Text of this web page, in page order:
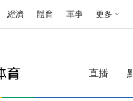
經濟 體育 軍事 更多
直播